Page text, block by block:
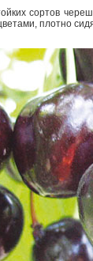
сортов
плотно